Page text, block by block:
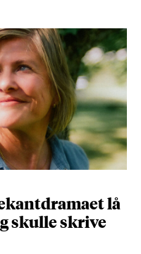
lå
skulle skrive